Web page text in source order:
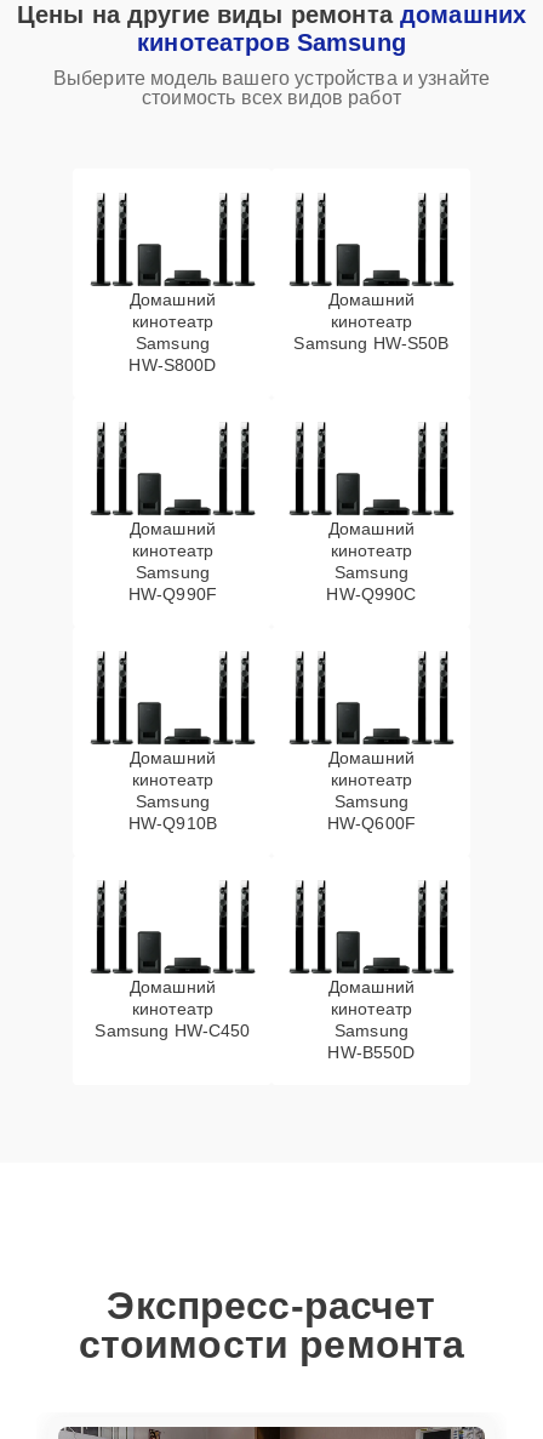
Цены на другие виды ремонта домашних
кинотеатров Samsung
Выберите модель вашего устройства и узнайте
стоимость всех видов работ
Домашний
кинотеатр
Samsung
HW‑S800D
Домашний
кинотеатр
Samsung HW‑S50B
Домашний
кинотеатр
Samsung
HW‑Q990F
Домашний
кинотеатр
Samsung
HW‑Q990C
Домашний
кинотеатр
Samsung
HW‑Q910B
Домашний
кинотеатр
Samsung
HW‑Q600F
Домашний
кинотеатр
Samsung HW‑C450
Домашний
кинотеатр
Samsung
HW‑B550D
Экспресс-расчет
стоимости ремонта